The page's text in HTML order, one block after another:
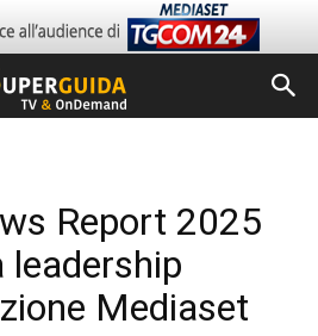
Report 2025
Mediaset